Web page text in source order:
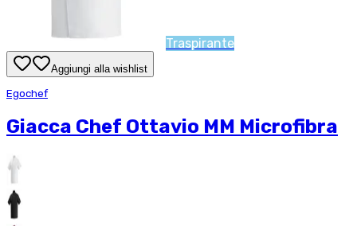
Traspirante
Aggiungi alla wishlist
Egochef
Giacca Chef Ottavio MM Microfibra